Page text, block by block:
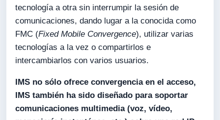
tecnología a otra sin interrumpir la sesión de
comunicaciones, dando lugar a la conocida como
FMC (Fixed Mobile Convergence), utilizar varias
tecnologías a la vez o compartirlos e
intercambiarlos con varios usuarios.
IMS no sólo ofrece convergencia en el acceso,
IMS también ha sido diseñado para soportar
comunicaciones multimedia (voz, vídeo,